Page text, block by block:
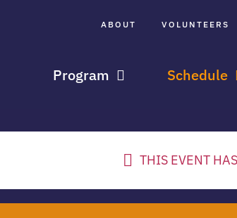
ABOUT VOLUNTEERS
Program Schedule
THIS EVENT